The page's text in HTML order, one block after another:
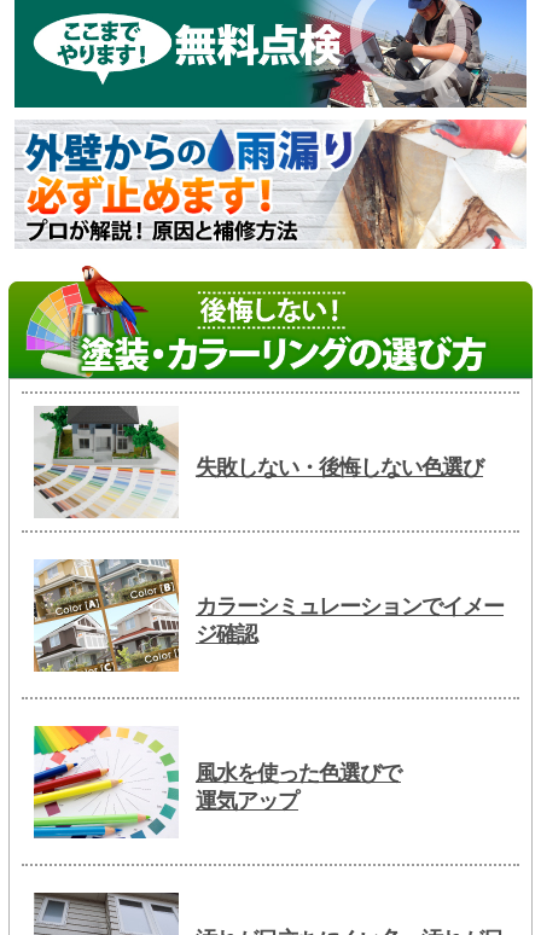
失敗しない・後悔しない色選び
カラーシミュレーションでイメー
ジ確認
風水を使った色選びで
運気アップ